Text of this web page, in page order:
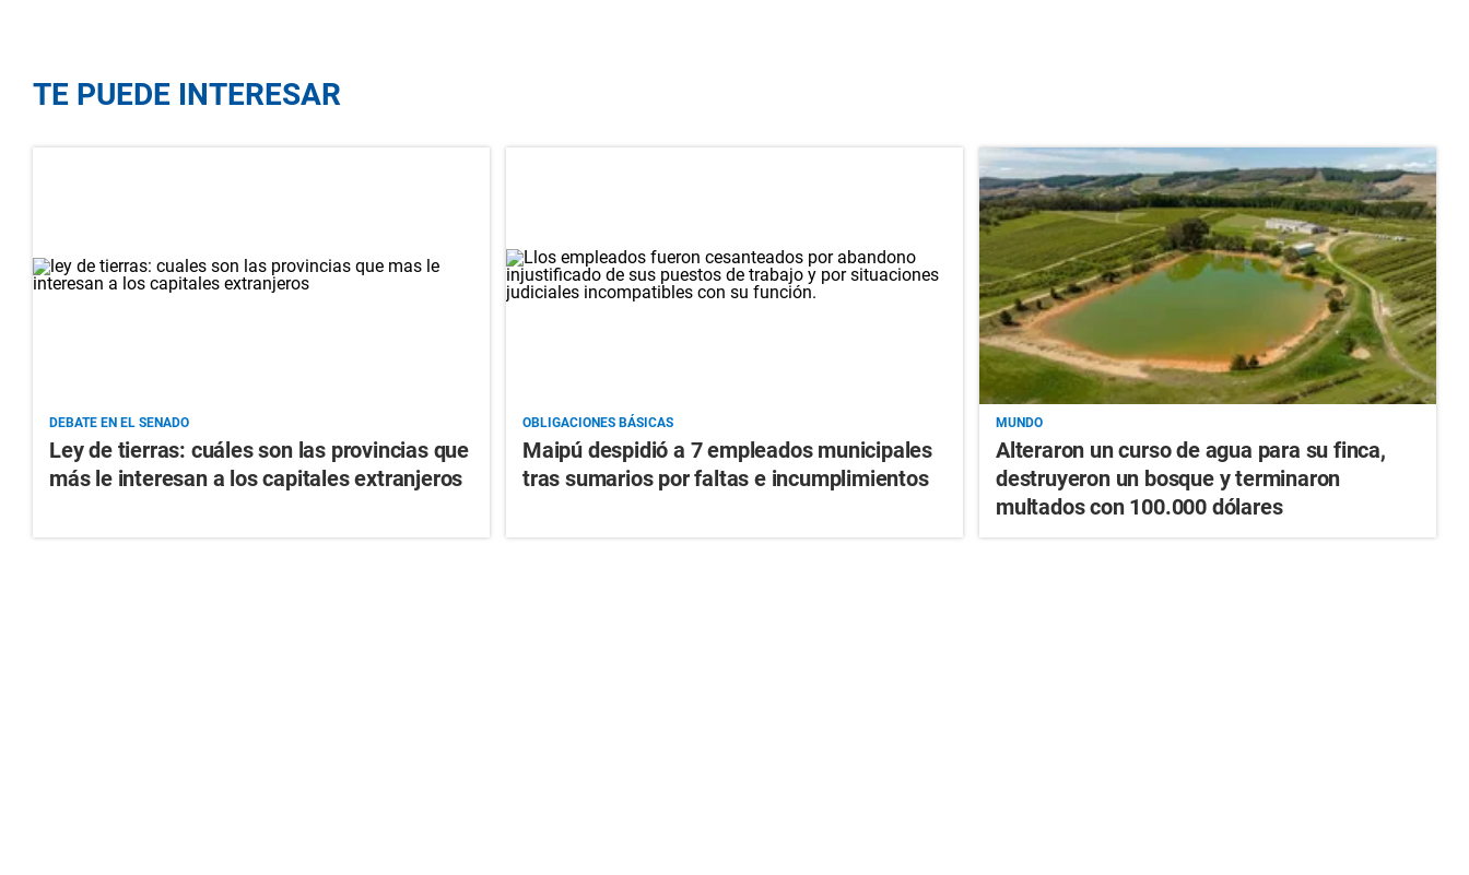
TE PUEDE INTERESAR
DEBATE EN EL SENADO
Ley de tierras: cuáles son las provincias que
más le interesan a los capitales extranjeros
OBLIGACIONES BÁSICAS
Maipú despidió a 7 empleados municipales
tras sumarios por faltas e incumplimientos
MUNDO
Alteraron un curso de agua para su finca,
destruyeron un bosque y terminaron
multados con 100.000 dólares